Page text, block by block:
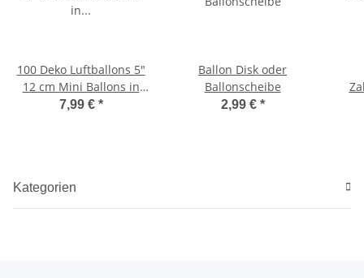
100 Deko Luftballons 5"
12 cm Mini Ballons in
kornblumenblau
7,99 € *
Ballon Disk oder
Ballonscheibe
2,99 € *
Kategorien